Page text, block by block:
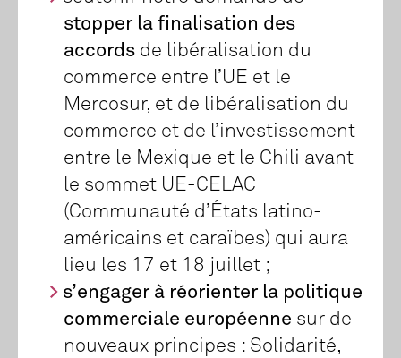
stopper la finalisation des
accordsde libéralisation du
commerce entre l’UE et le
Mercosur, et de libéralisation du
commerce et de l’investissement
entre le Mexique et le Chili avant
le sommet UE-CELAC
(Communauté d’États latino-
américains et caraïbes) qui aura
lieu les 17 et 18 juillet ;
s’engager à réorienter la politique
commerciale européenne sur de
nouveaux principes : Solidarité,